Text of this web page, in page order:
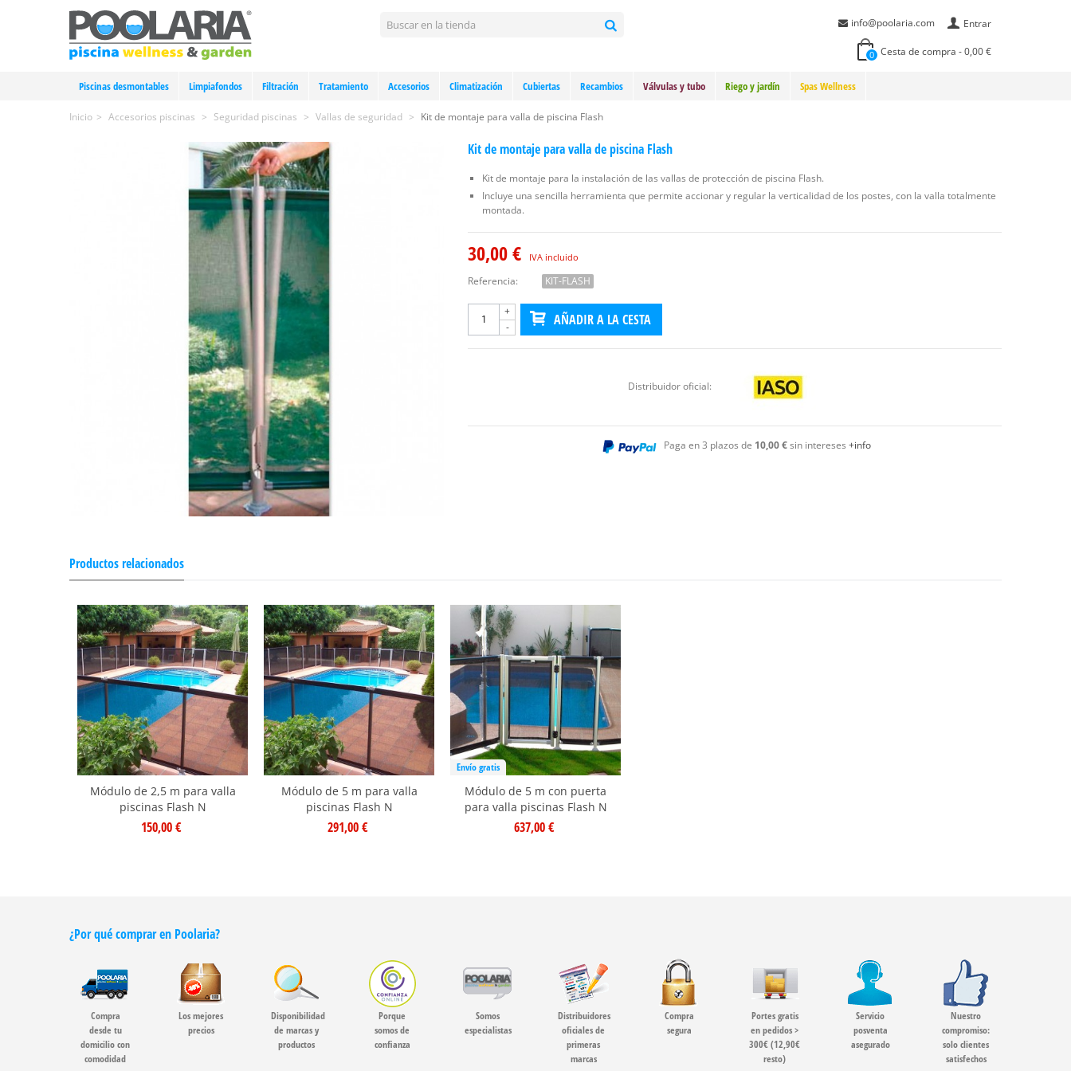
Entrar
info@poolaria.com
0 Cesta de compra -0,00 €
Piscinas desmontables Limpiafondos Filtración Tratamiento Accesorios Climatización Cubiertas Recambios Válvulas y tubo Riego y jardín Spas Wellness
Inicio > Accesorios piscinas > Seguridad piscinas > Vallas de seguridad > Kit de montaje para valla de piscina Flash
Kit de montaje para valla de piscina Flash
Kit de montaje para la instalación de las vallas de protección de piscina Flash.
Incluye una sencilla herramienta que permite accionar y regular la verticalidad de los postes, con la valla totalmente
montada.
30,00 € IVA incluido
Referencia: KIT-FLASH
-
+ AÑADIR A LA CESTA
Distribuidor oficial:
Paga en 3 plazos de 10,00 €sin intereses+info
Productos relacionados
Módulo de 2,5 m para valla
piscinas Flash N
150,00 €
Módulo de 5 m para valla
piscinas Flash N
291,00 €
Envío gratis
Módulo de 5 m con puerta
para valla piscinas Flash N
637,00 €
¿Por qué comprar en Poolaria?
Compra
desde tu
domicilio con
comodidad
Los mejores
precios
Disponibilidad
de marcas y
productos
Porque
somos de
confianza
Somos
especialistas
Distribuidores
oficiales de
primeras
marcas
Compra
segura
Portes gratis
en pedidos >
300€ (12,90€
resto)
Servicio
posventa
asegurado
Nuestro
compromiso:
solo clientes
satisfechos